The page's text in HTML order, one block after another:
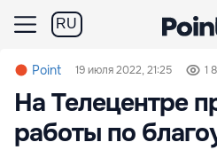
RU
Point 19 июля 2022, 21:25 1
На Телецентре
работы по